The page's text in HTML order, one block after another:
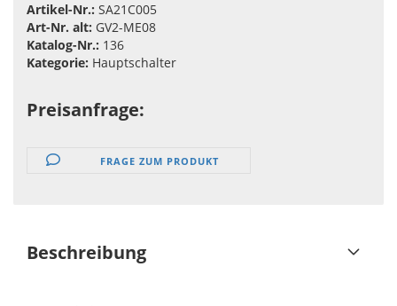
Artikel-Nr.: SA21C005
Art-Nr. alt: GV2-ME08
Katalog-Nr.: 136
Kategorie: Hauptschalter
Preisanfrage:
FRAGE ZUM PRODUKT
Beschreibung